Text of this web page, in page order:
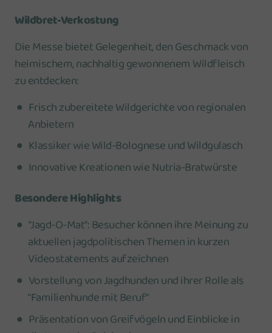
Wildbret-Verkostung
Die Messe bietet Gelegenheit, den Geschmack von
heimischem, nachhaltig gewonnenem Wildfleisch
zu entdecken:
Frisch zubereitete Wildgerichte von regionalen
Anbietern
Klassiker wie Wild-Bolognese und Wildgulasch
Innovative Kreationen wie Nutria-Bratwürste
Besondere Highlights
"Jagd-O-Mat": Besucher können ihre Meinung zu
aktuellen jagdpolitischen Themen in kurzen
Videostatements aufzeichnen
Vorstellung von Jagdhunden und ihrer Rolle als
"Familienhunde mit Beruf"
Präsentation von Greifvögeln und Einblicke in